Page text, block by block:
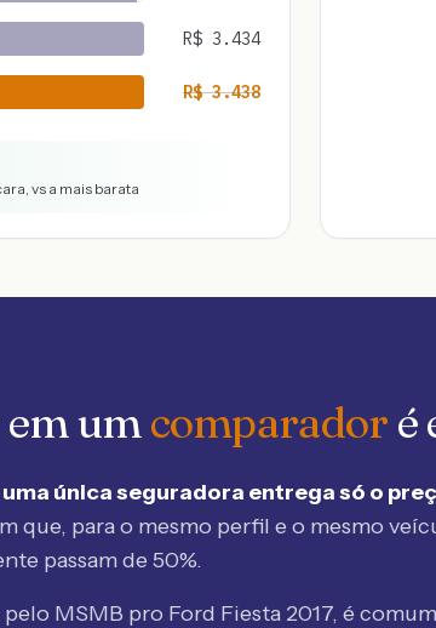
R$ 3.434
R$3.438
vs a mais barata
umcomparador é
única seguradora entrega só o
que, para o mesmo perfil e o mesmo
passam de 50%.
pelo MSMB pro Ford Fiesta 2017, é